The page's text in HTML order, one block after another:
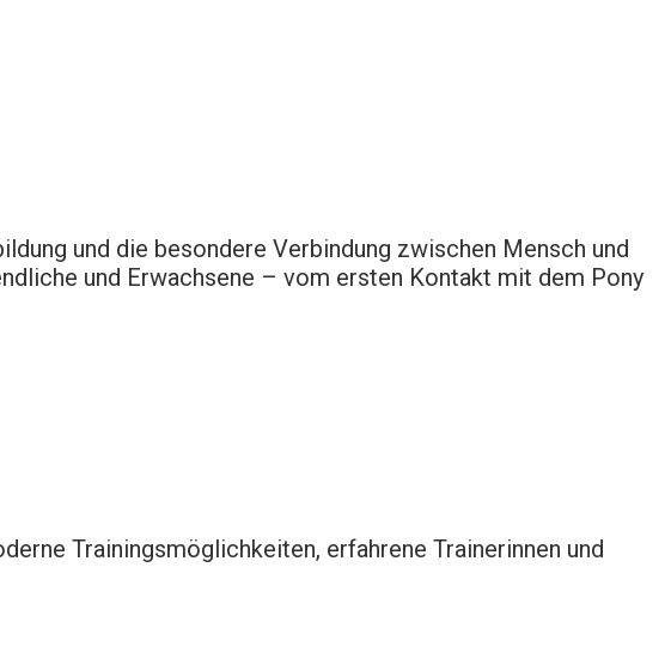
und die besondere Verbindung zwischen Mensch und
und Erwachsene – vom ersten Kontakt mit dem Pony
Trainingsmöglichkeiten, erfahrene Trainerinnen und